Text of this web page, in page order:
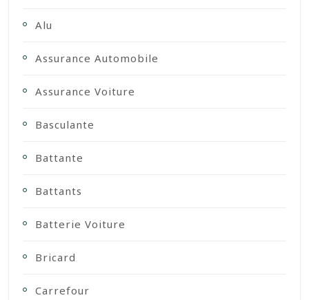
Alu
Assurance Automobile
Assurance Voiture
Basculante
Battante
Battants
Batterie Voiture
Bricard
Carrefour